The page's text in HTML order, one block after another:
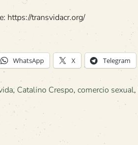
https://transvidacr.org/
WhatsApp X Telegram
, Catalino Crespo, comercio sexual,